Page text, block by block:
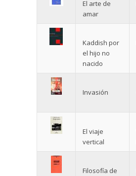
El arte de
amar
Kaddish por
el hijo no
nacido
Invasión
El viaje
vertical
Filosofía de